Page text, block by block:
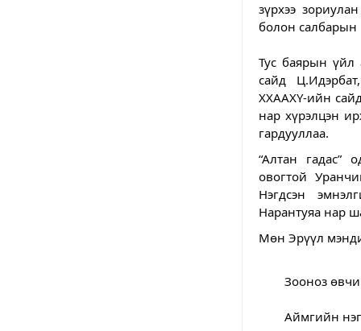
зүрхээ
болон салбарын
Тус баярын
сайд
ХХААХҮ-ийн
нар хүрэлцэн
гардууллаа.
“Алтан гадас”
овогтой
Нэгдсэн
Нарантуяа нар
Мөн Эрүүл
Зооноз
Аймгийн